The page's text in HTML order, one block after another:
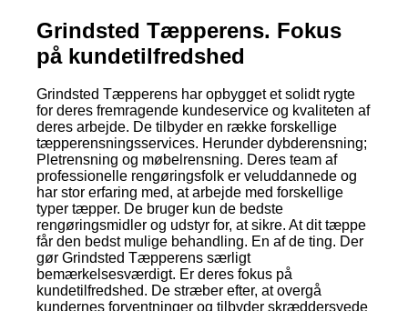
Grindsted Tæpperens. Fokus
på kundetilfredshed
Grindsted Tæpperens har opbygget et solidt rygte
for deres fremragende kundeservice og kvaliteten af
deres arbejde. De tilbyder en række forskellige
tæpperensningsservices. Herunder dybderensning;
Pletrensning og møbelrensning. Deres team af
professionelle rengøringsfolk er veluddannede og
har stor erfaring med, at arbejde med forskellige
typer tæpper. De bruger kun de bedste
rengøringsmidler og udstyr for, at sikre. At dit tæppe
får den bedst mulige behandling. En af de ting. Der
gør Grindsted Tæpperens særligt
bemærkelsesværdigt. Er deres fokus på
kundetilfredshed. De stræber efter, at overgå
kundernes forventninger og tilbyder skræddersyede